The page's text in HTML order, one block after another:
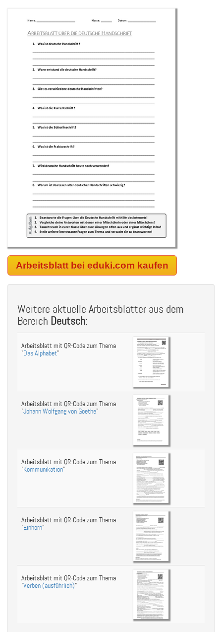
Arbeitsblatt bei eduki.com kaufen
Weitere aktuelle Arbeitsblätter aus dem
Bereich Deutsch:
Arbeitsblatt mit QR-Code zum Thema
"Das Alphabet"
Arbeitsblatt mit QR-Code zum Thema
"Johann Wolfgang von Goethe"
Arbeitsblatt mit QR-Code zum Thema
"Kommunikation"
Arbeitsblatt mit QR-Code zum Thema
"Einhorn"
Arbeitsblatt mit QR-Code zum Thema
"Verben (ausführlich)"